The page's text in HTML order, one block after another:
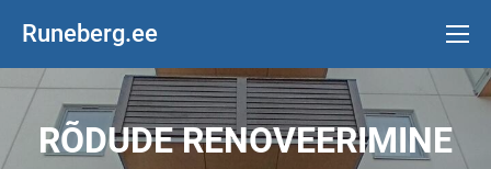
Runeberg.ee
RÕDUDE RENOVEERIMINE